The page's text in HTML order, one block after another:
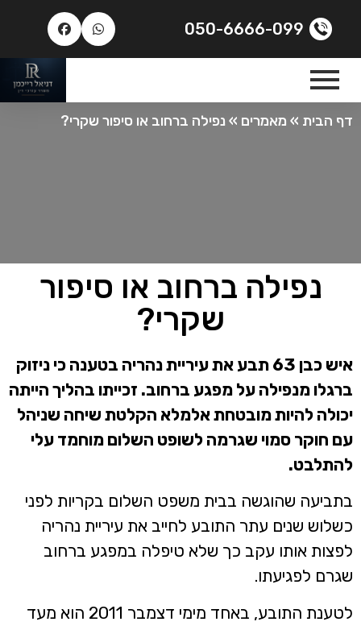
050-6666-099
דף הבית » מאמרים »נפילה ברחוב או סיפור שקרי?
נפילה ברחוב או סיפור
שקרי?
איש כבן 63 תבע את עיריית נהריה בטענה כי ניזוק
ברגלו מנפילה על מפגע ברחוב. זכייתו בהליך הייתה
יכולה להיות מובטחת אלמלא הקלטת שיחה שניהל
עם חוקר סמוי שגרמה לשופט השלום מוחמד עלי
להתלבט.
בתביעה שהוגשה בבית משפט השלום בקריות לפני
כשלוש שנים עתר התובע לחייב את עיריית נהריה
לפצות אותו עקב כך שלא טיפלה במפגע ברחוב
שגרם לפגיעתו.
לטענת התובע, באחד מימי דצמבר 2011 הוא מעד